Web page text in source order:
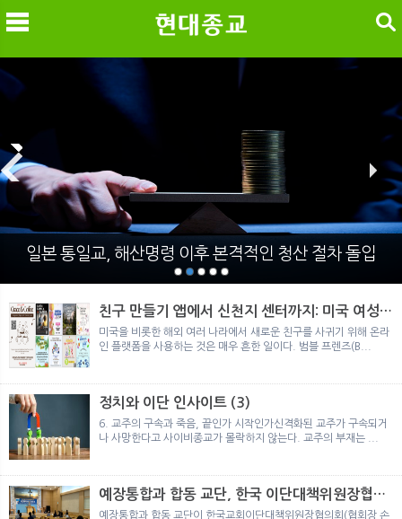
메
색
일본 통일교, 해산명령 이후 본격적인 청산 절차 돌입
친구 만들기 앱에서 신천지 센터까지: 미국 여성이
경험한 9개월 포섭의 전 과정
미국을 비롯한 해외 여러 나라에서 새로운 친구를 사귀기 위해 온라
인 플랫폼을 사용하는 것은 매우 흔한 일이다. 범블 프렌즈(B...
정치와 이단 인사이트 (3)
6. 교주의 구속과 죽음, 끝인가 시작인가신격화된 교주가 구속되거
나 사망한다고 사이비종교가 몰락하지 않는다. 교주의 부재는 ...
예장통합과 합동 교단, 한국 이단대책위원장협의
회 탈퇴
예장통합과 합동 교단이 한국교회이단대책위원장협의회(협회장 손